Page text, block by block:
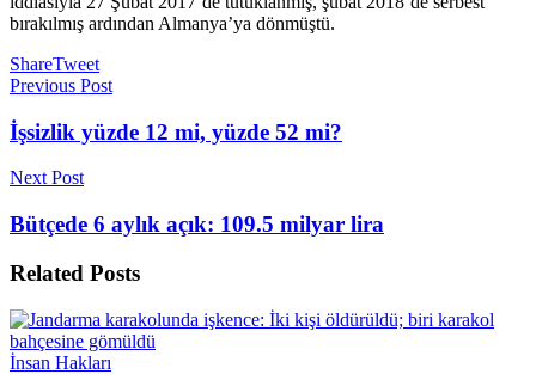
bırakılmış ardından Almanya’ya dönmüştü.
ShareTweet
Previous Post
İşsizlik yüzde 12 mi, yüzde 52 mi?
Next Post
Bütçede 6 aylık açık: 109.5 milyar lira
Related Posts
İnsan Hakları